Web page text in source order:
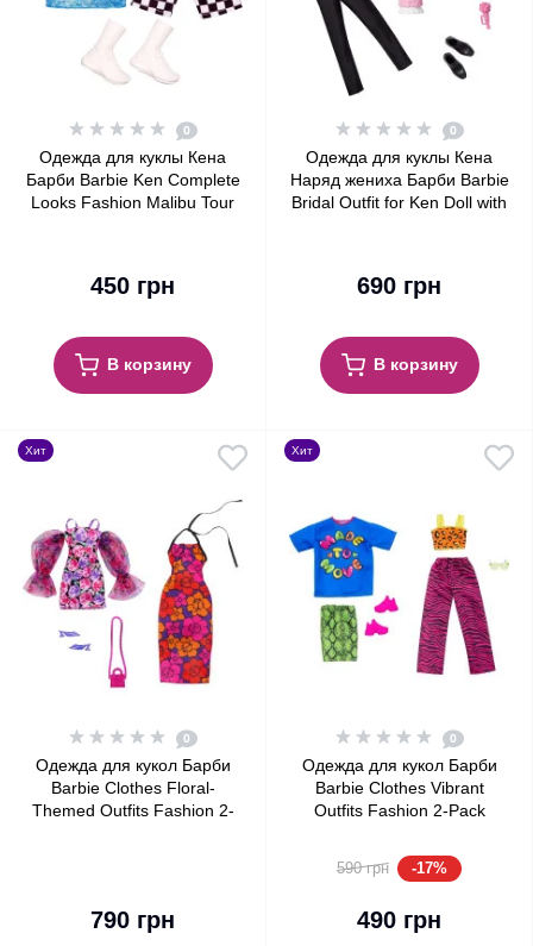
0
Одежда для куклы Кена
Барби Barbie Ken Complete
Looks Fashion Malibu Tour
450 грн
В корзину
0
Одежда для куклы Кена
Наряд жениха Барби Barbie
Bridal Outfit for Ken Doll with
690 грн
В корзину
Хит
0
Одежда для кукол Барби
Barbie Clothes Floral-
Themed Outfits Fashion 2-
790 грн
Хит
0
Одежда для кукол Барби
Barbie Clothes Vibrant
Outfits Fashion 2-Pack
590 грн -17%
490 грн